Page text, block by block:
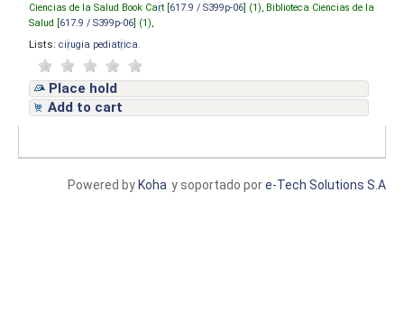
Ciencias de la Salud Book Cart [ 617.9 / S399p-06 ] (1), Biblioteca Ciencias de la
Salud [ 617.9 / S399p-06 ] (1),
Lists: cirugia pediatrica
Place hold
Add to cart
y soportado pore-Tech Solutions S.A
Powered by Koha